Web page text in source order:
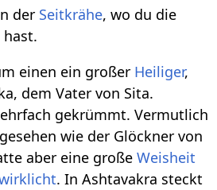
der Seitkrähe, wo du die
hast.
einen ein großer Heiliger,
dem Vater von Sita.
gekrümmt. Vermutlich
wie der Glöckner von
aber eine großeWeisheit
. In Ashtavakra steckt